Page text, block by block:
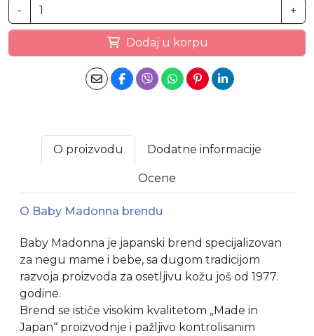
- +
Dodaj u korpu
O proizvodu Dodatne informacije
Ocene
O Baby Madonna brendu
Baby Madonna je japanski brend specijalizovan
za negu mame i bebe, sa dugom tradicijom
razvoja proizvoda za osetljivu kožu još od 1977.
godine.
Brend se ističe visokim kvalitetom „Made in
Japan“ proizvodnje i pažljivo kontrolisanim